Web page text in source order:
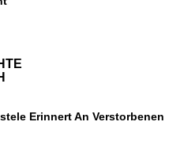
Erinnert An Verstorbenen